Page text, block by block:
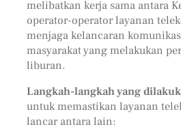
melibatkan kerja sama antara
operator-operator layanan
menjaga kelancaran
masyarakat yang melakukan
liburan.
Langkah-langkah yang
untuk memastikan layanan
lancar antara lain: